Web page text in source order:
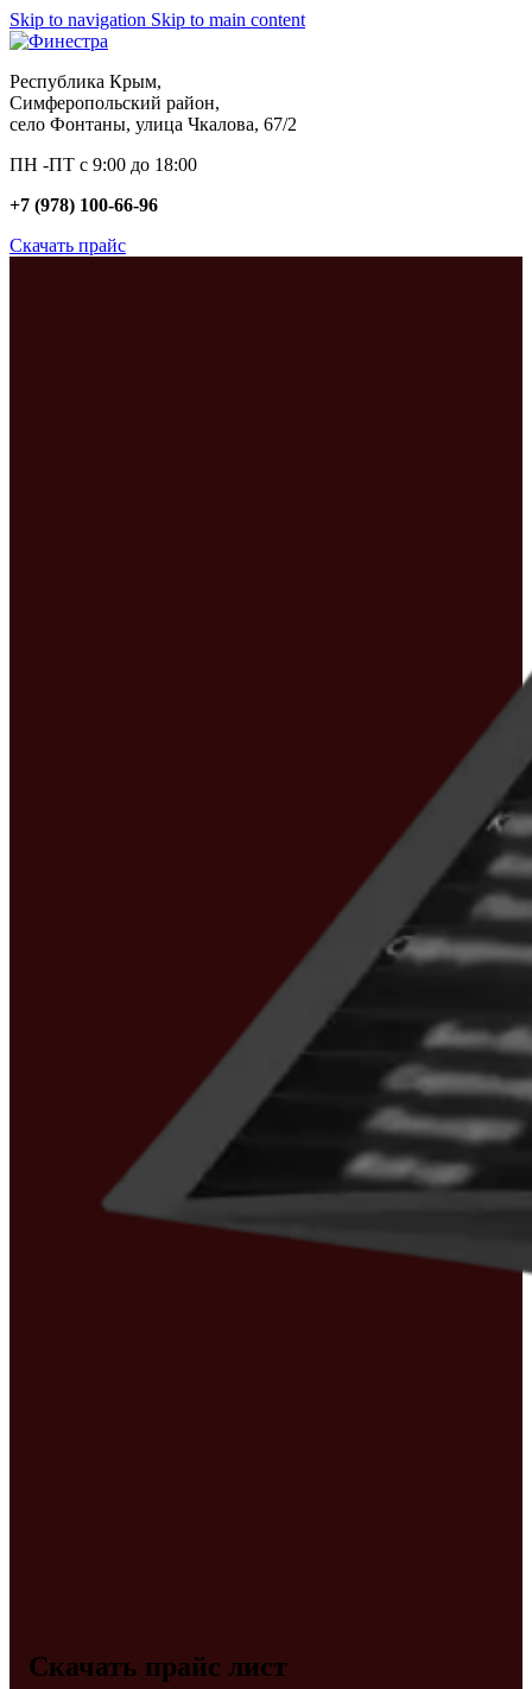
Skip to navigation Skip to main content
Республика Крым,
Симферопольский район,
село Фонтаны, улица Чкалова, 67/2
ПН -ПТ с 9:00 до 18:00
+7 (978) 100-66-96
Скачать прайс
Скачать прайс лист